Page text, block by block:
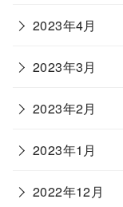
2023年4月
2023年3月
2023年2月
2023年1月
2022年12月